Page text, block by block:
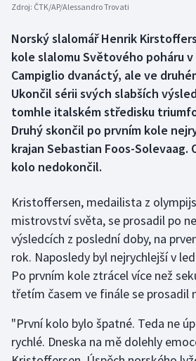
Box
Curling
Dostihy
Florbal
Golf
Gymnastika
Házená
Jezdectví
Zdroj: ČTK/AP/Alessandro Trovati
Norský slalomář Henrik
kole slalomu Světového poháru v
Campiglio dvanáctý, ale ve
Ukončil sérii svých slabších
tomhle italském středisku
Druhý skončil po prvním kole
krajan Sebastian Foos-Solevaag.
kolo nedokončil.
Kristoffersen, medailista z
mistrovství světa, se prosadil po
výsledcích z poslední doby, na
rok. Naposledy byl nejrychlejší v
Po prvním kole ztrácel více než
třetím časem ve finále se prosadil
"První kolo bylo špatné. Teda ne
rychlé. Dneska na mě dolehly